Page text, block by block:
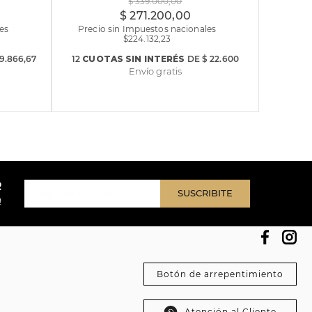
$ 271.200,00
Precio sin Impuestos nacionales
$224.132,23
12 CUOTAS SIN INTERÉS DE$ 22.600
Envío gratis
SUSCRIBITE
Botón de arrepentimiento